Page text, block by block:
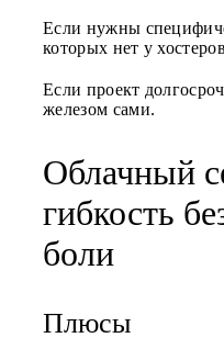
Если нужны
которых нет у
Если проект
железом сами.
Облачный
гибкость
боли
Плюсы